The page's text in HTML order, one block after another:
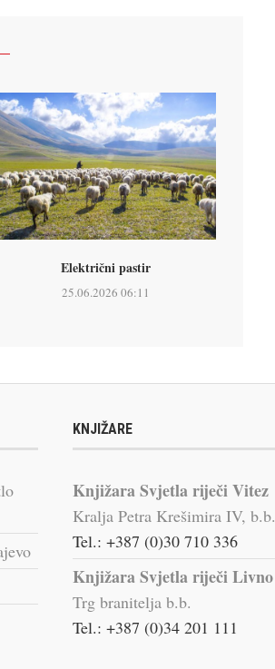
Električni pastir
25.06.2026 06:11
KNJIŽARE
Knjižara Svjetla riječi Vitez
Kralja Petra Krešimira IV, b.b.
Tel.: +387 (0)30 710 336
Knjižara Svjetla riječi Livno
Trg branitelja b.b.
Tel.: +387 (0)34 201 111